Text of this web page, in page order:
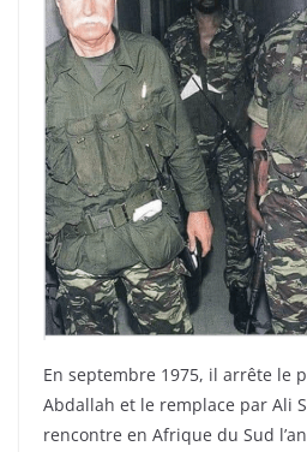
En septembre 1975, il arrête le
Abdallah et le remplace par Ali
rencontre en Afrique du Sud